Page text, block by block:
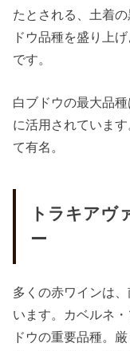
たとされる、土着
ドウ品種を盛り上
です。
白ブドウの最大品種
に活用されていま
て有名。
トラキアヴ
ー
多くの赤ワインは
います。カベルネ
ドウの重要品種。